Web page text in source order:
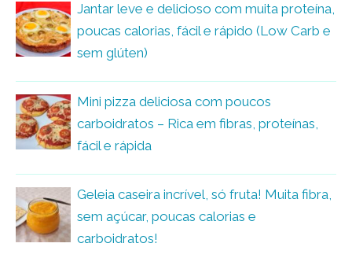
Jantar leve e delicioso com muita proteína,
poucas calorias, fácil e rápido (Low Carb e
sem glúten)
Mini pizza deliciosa com poucos
carboidratos – Rica em fibras, proteínas,
fácil e rápida
Geleia caseira incrível, só fruta! Muita fibra,
sem açúcar, poucas calorias e
carboidratos!